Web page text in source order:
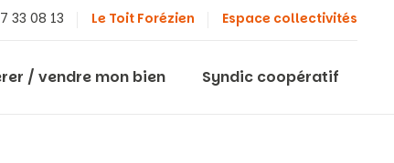
33 08 13 Le Toit Forézien Espace collectivités
/ vendre mon bien Syndic coopératif